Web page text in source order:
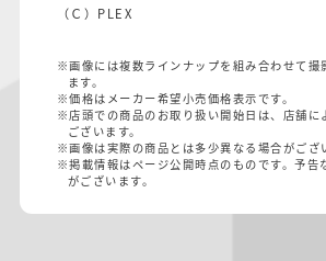
（Ｃ）PLEX
※画像には複数ラインナップを組み合わせて撮
ます。
※価格はメーカー希望小売価格表示です。
※店頭での商品のお取り扱い開始日は、店舗に
ございます。
※画像は実際の商品とは多少異なる場合がござ
※掲載情報はページ公開時点のものです。予告
がございます。